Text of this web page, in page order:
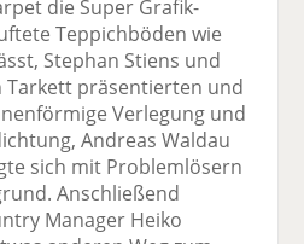
die Super Grafik-
Teppichböden wie
Stephan Stiens und
Tarkett präsentierten und
Verlegung und
Andreas Waldau
sich mit Problemlösern
Anschließend
Manager Heiko